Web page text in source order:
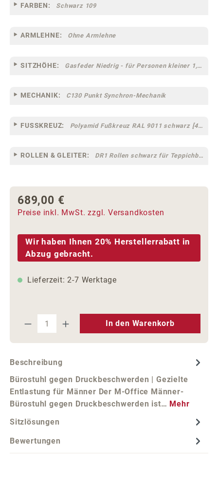
FARBEN: Schwarz 109
ARMLEHNE: Ohne Armlehne
SITZHÖHE: Gasfeder Niedrig - für Personen kleiner 1,60 m
MECHANIK: C130 Punkt Synchron-Mechanik
FUSSKREUZ: Polyamid Fußkreuz RAL 9011 schwarz [44]
ROLLEN & GLEITER: DR1 Rollen schwarz für Teppichböden [10]
Regulärer Preis:
689,00 €
Preise inkl. MwSt. zzgl. Versandkosten
Wir haben Ihnen 20% Herstellerrabatt in
Abzug gebracht.
Lieferzeit: 2-7 Werktage
Produkt Anzahl: Gib den
In den Warenkorb
Beschreibung
Bürostuhl gegen Druckbeschwerden | Gezielte
Entlastung für Männer Der M-Office Männer-
Bürostuhl gegen Druckbeschwerden ist… Mehr
Sitzlösungen
Bewertungen